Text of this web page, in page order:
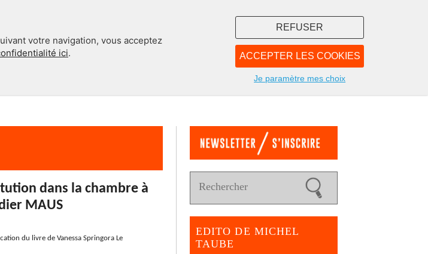
votre navigation, vous acceptez
ici. ACCEPTER LES COOKIES
REFUSER
Je paramètre mes choix
NOUS
dans la chambre à
MAUS
du livre de Vanessa Springora Le
EDITO DE MICHEL
TAUBE